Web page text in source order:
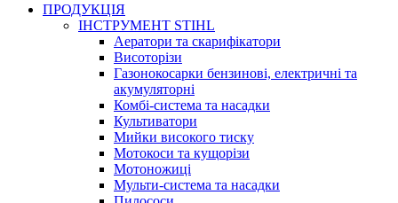
ПРОДУКЦІЯ
ІНСТРУМЕНТ STIHL
Аератори та скарифікатори
Висоторізи
Газонокосарки бензинові, електричні та
акумуляторні
Комбі-система та насадки
Культиватори
Мийки високого тиску
Мотокоси та кущорізи
Мотоножиці
Мульти-система та насадки